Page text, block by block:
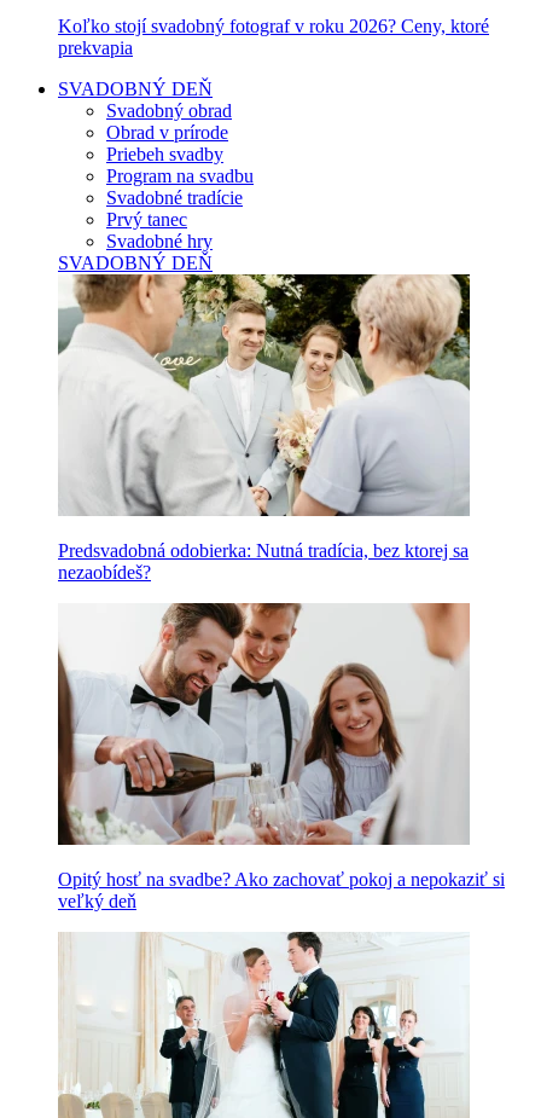
Koľko stojí svadobný fotograf v roku 2026? Ceny, ktoré
prekvapia
SVADOBNÝ DEŇ
Svadobný obrad
Obrad v prírode
Priebeh svadby
Program na svadbu
Svadobné tradície
Prvý tanec
Svadobné hry
SVADOBNÝ DEŇ
Predsvadobná odobierka: Nutná tradícia, bez ktorej sa
nezaobídeš?
Opitý hosť na svadbe? Ako zachovať pokoj a nepokaziť si
veľký deň